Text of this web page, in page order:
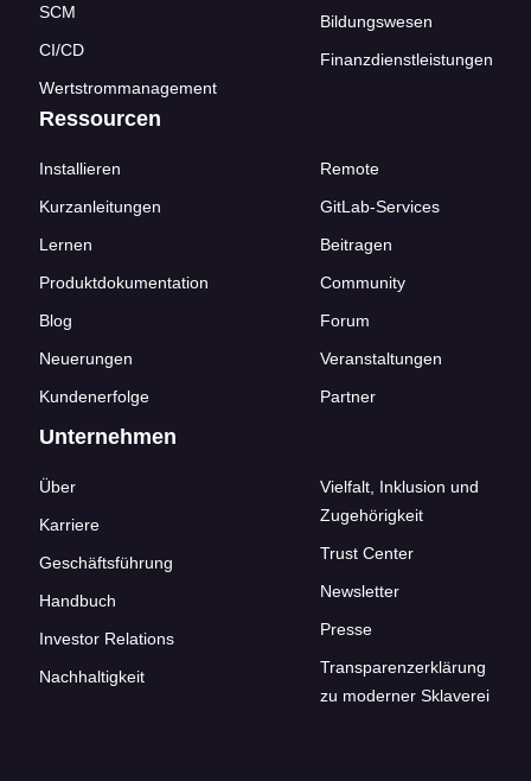
SCM
CI/CD
Wertstrommanagement
Bildungswesen
Finanzdienstleistungen
Ressourcen
Installieren
Kurzanleitungen
Lernen
Produktdokumentation
Blog
Neuerungen
Kundenerfolge
Remote
GitLab-Services
Beitragen
Community
Forum
Veranstaltungen
Partner
Unternehmen
Über
Karriere
Geschäftsführung
Handbuch
Investor Relations
Nachhaltigkeit
Vielfalt, Inklusion und
Zugehörigkeit
Trust Center
Newsletter
Presse
Transparenzerklärung
zu moderner Sklaverei